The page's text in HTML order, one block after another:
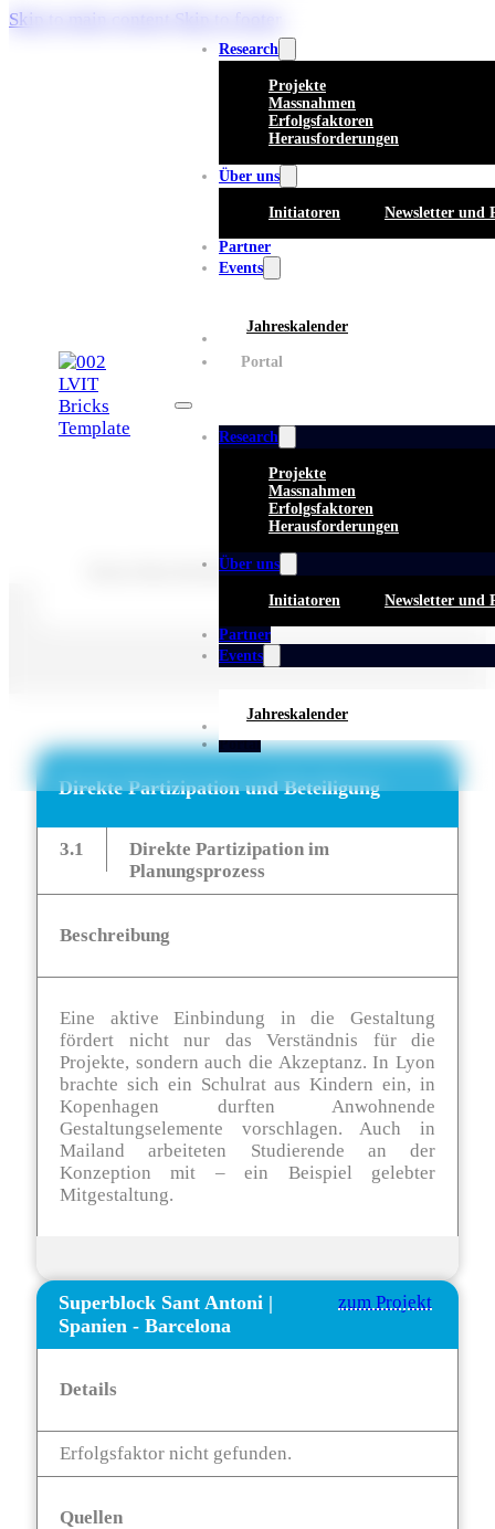
Skip to main content
Research
Projekte
Massnahmen
Erfolgsfaktoren
Herausforderungen
Über uns
Initiatoren Newsletter und
Partner
Events
Jahreskalender
Whitepaper
Portal
Research
Projekte
Massnahmen
Erfolgsfaktoren
Herausforderungen
Über uns
Initiatoren Newsletter und
Partner
Events
Jahreskalender
Whitepaper
Portal
Keine Beschreibung für diese Taxonomie gefunden.
Direkte Partizipation und Beteiligung
3.1
Direkte Partizipation im
Planungsprozess
Beschreibung
Eine aktive Einbindung in die Gestaltung
fördert nicht nur das Verständnis für die
Projekte, sondern auch die Akzeptanz. In Lyon
brachte sich ein Schulrat aus Kindern ein, in
Kopenhagen durften Anwohnende
Gestaltungselemente vorschlagen. Auch in
Mailand arbeiteten Studierende an der
Konzeption mit – ein Beispiel gelebter
Mitgestaltung.
Superblock Sant Antoni |
Spanien - Barcelona
zum Projekt
Details
Erfolgsfaktor nicht gefunden.
Quellen